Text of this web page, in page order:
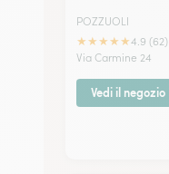
POZZUOLI
★★★★★4.9 (62)
Via Carmine 24
Vedi il negozio